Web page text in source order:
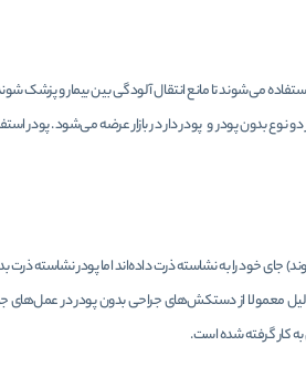
می‌شوند تا مانع انتقال آلودگی بین بیمار و پزشک
نوع بدون پودر و پودر دار در بازار عرضه می‌شود. پودر
خود را به نشاسته ذرت داده‌اند اما پودر نشاسته ذرت
معمولا از دستکش‌های جراحی بدون پودر در عمل‌های
کار گرفته شده است.